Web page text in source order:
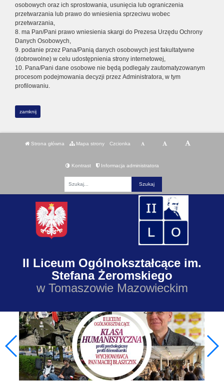
osobowych oraz ich sprostowania, usunięcia lub ograniczenia
przetwarzania lub prawo do wniesienia sprzeciwu wobec
przetwarzania,
8. ma Pan/Pani prawo wniesienia skargi do Prezesa Urzędu Ochrony
Danych Osobowych,
9. podanie przez Pana/Panią danych osobowych jest fakultatywne
(dobrowolne) w celu udostępnienia strony internetowej,
10. Pana/Pani dane osobowe nie będą podlegały zautomatyzowanym
procesom podejmowania decyzji przez Administratora, w tym
profilowaniu.
zamknij
Strona główna Mapa strony Czcionka
Kontrast Informacja administratora
II Liceum Ogólnokształcące im.
Stefana Żeromskiego
w Tomaszowie Mazowieckim